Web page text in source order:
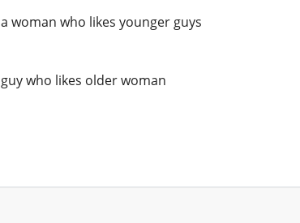
a woman who likes younger guys
guy who likes older woman